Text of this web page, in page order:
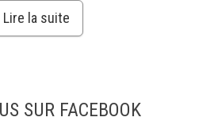
Lire la suite
SUR FACEBOOK